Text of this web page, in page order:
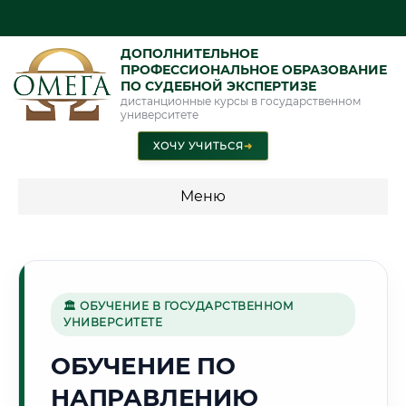
ДОПОЛНИТЕЛЬНОЕ
ПРОФЕССИОНАЛЬНОЕ ОБРАЗОВАНИЕ
ПО СУДЕБНОЙ ЭКСПЕРТИЗЕ
дистанционные курсы в государственном
университете
ХОЧУ УЧИТЬСЯ➜
Меню
специальности"
Стоимость по программам обучения "Судебная экспертиза"
Стоимость по программам обучения "Экспертиза"
🏛 ОБУЧЕНИЕ В ГОСУДАРСТВЕННОМ
УНИВЕРСИТЕТЕ
ОБУЧЕНИЕ ПО
НАПРАВЛЕНИЮ